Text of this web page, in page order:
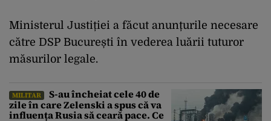
Ministerul Justiției a făcut anunțurile necesare
către DSP București în vederea luării tuturor
măsurilor legale.
MILITAR
S-au încheiat cele 40 de
zile în care Zelenski a spus că va
influența Rusia să ceară pace. Ce